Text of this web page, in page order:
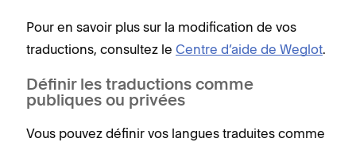
Pour en savoir plus sur la modification de vos
traductions, consultez le Centre d’aide de Weglot.
Définir les traductions comme
publiques ou privées
Vous pouvez définir vos langues traduites comme